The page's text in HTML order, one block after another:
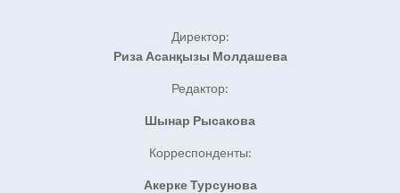
Директор:
Риза Асанқызы Молдашева
Редактор:
Шынар Рысакова
Корреспонденты:
Акерке Турсунова